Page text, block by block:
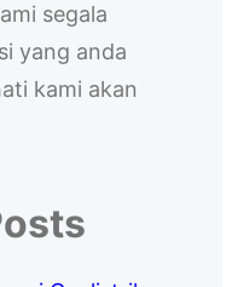
segala
yang anda
kami akan